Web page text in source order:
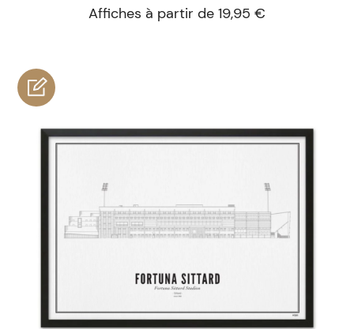
Affiches à partir de 19,95 €